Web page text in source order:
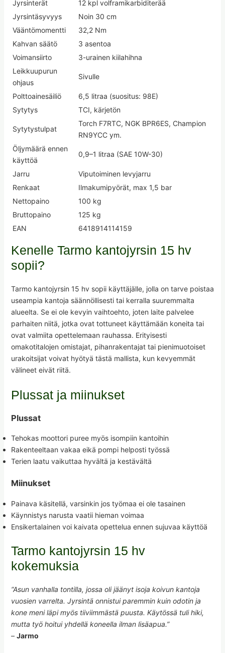
Jyrsinterät
12 kpl volframikarbiditerää
Jyrsintäsyvyys
Noin 30 cm
Vääntömomentti
32,2 Nm
Kahvan säätö
3 asentoa
Voimansiirto
3-urainen kiilahihna
Leikkuupurun
ohjaus
Sivulle
Polttoainesäiliö
6,5 litraa (suositus: 98E)
Sytytys
TCI, kärjetön
Sytytystulpat
Torch F7RTC, NGK BPR6ES, Champion
RN9YCC ym.
Öljymäärä ennen
käyttöä
0,9–1 litraa (SAE 10W-30)
Jarru
Viputoiminen levyjarru
Renkaat
Ilmakumipyörät, max 1,5 bar
Nettopaino
100 kg
Bruttopaino
125 kg
EAN
6418914114159
Kenelle Tarmo kantojyrsin 15 hv
sopii?
Tarmo kantojyrsin 15 hv sopii käyttäjälle, jolla on tarve poistaa
useampia kantoja säännöllisesti tai kerralla suuremmalta
alueelta. Se ei ole kevyin vaihtoehto, joten laite palvelee
parhaiten niitä, jotka ovat tottuneet käyttämään koneita tai
ovat valmiita opettelemaan rauhassa. Erityisesti
omakotitalojen omistajat, pihanrakentajat tai pienimuotoiset
urakoitsijat voivat hyötyä tästä mallista, kun kevyemmät
välineet eivät riitä.
Plussat ja miinukset
Plussat
Tehokas moottori puree myös isompiin kantoihin
Rakenteeltaan vakaa eikä pompi helposti työssä
Terien laatu vaikuttaa hyvältä ja kestävältä
Miinukset
Painava käsitellä, varsinkin jos työmaa ei ole tasainen
Käynnistys narusta vaatii hieman voimaa
Ensikertalainen voi kaivata opettelua ennen sujuvaa käyttöä
Tarmo kantojyrsin 15 hv
kokemuksia
“Asun vanhalla tontilla, jossa oli jäänyt isoja koivun kantoja
vuosien varrelta. Jyrsintä onnistui paremmin kuin odotin ja
kone meni läpi myös tiiviimmästä puusta. Käytössä tuli hiki,
mutta työ hoitui yhdellä koneella ilman lisäapua.”
– Jarmo